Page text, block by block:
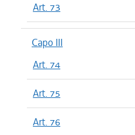
Art. 73
Capo III
Art. 74
Art. 75
Art. 76